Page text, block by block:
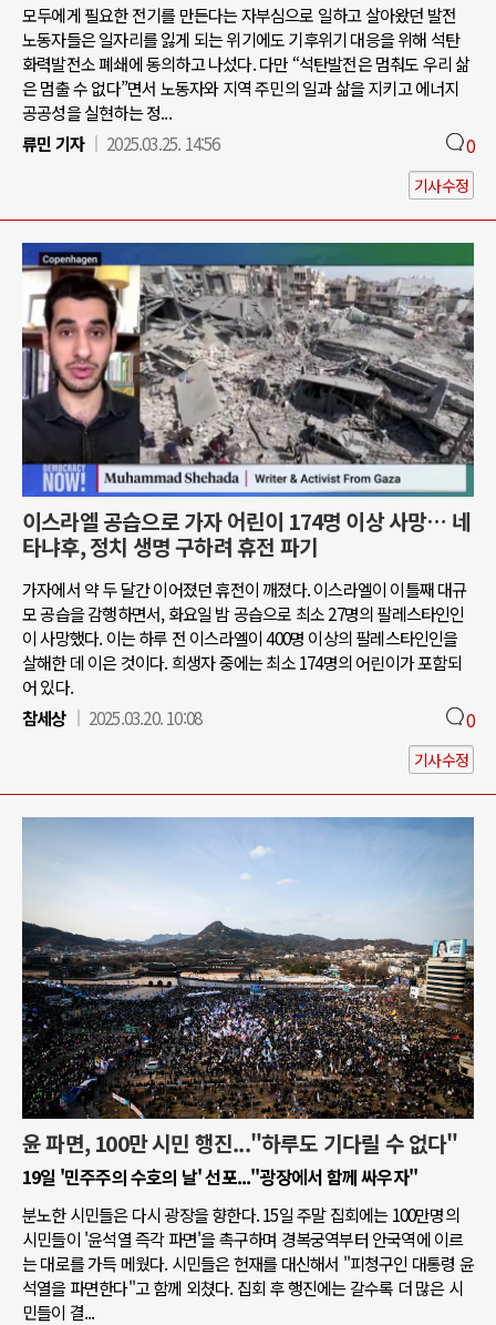
모두에게 필요한 전기를 만든다는 자부심으로 일하고 살아왔던 발전
노동자들은 일자리를 잃게 되는 위기에도 기후위기 대응을 위해 석탄
화력발전소 폐쇄에 동의하고 나섰다. 다만 “석탄발전은 멈춰도 우리 삶
은 멈출 수 없다”면서 노동자와 지역 주민의 일과 삶을 지키고 에너지
공공성을 실현하는 정...
류민 기자
2025.03.25. 14:56 0
기사수정
이스라엘 공습으로 가자 어린이 174명 이상 사망… 네
타냐후, 정치 생명 구하려 휴전 파기
가자에서 약 두 달간 이어졌던 휴전이 깨졌다. 이스라엘이 이틀째 대규
모 공습을 감행하면서, 화요일 밤 공습으로 최소 27명의 팔레스타인인
이 사망했다. 이는 하루 전 이스라엘이 400명 이상의 팔레스타인인을
살해한 데 이은 것이다. 희생자 중에는 최소 174명의 어린이가 포함되
어 있다.
참세상
2025.03.20. 10:08 0
기사수정
윤 파면, 100만 시민 행진..."하루도 기다릴 수 없다"
19일 '민주주의 수호의 날' 선포..."광장에서 함께 싸우자"
분노한 시민들은 다시 광장을 향한다. 15일 주말 집회에는 100만명의
시민들이 '윤석열 즉각 파면'을 촉구하며 경복궁역부터 안국역에 이르
는 대로를 가득 메웠다. 시민들은 헌재를 대신해서 "피청구인 대통령 윤
석열을 파면한다"고 함께 외쳤다. 집회 후 행진에는 갈수록 더 많은 시
민들이 결...